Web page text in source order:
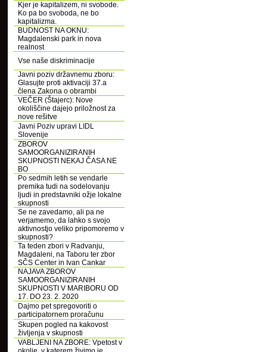
Kjer je kapitalizem, ni svobode.
Ko pa bo svoboda, ne bo
kapitalizma.
BUDNOST NA OKNU:
Magdalenski park in nova
realnost
Vse naše diskriminacije
Javni poziv državnemu zboru:
Glasujte proti aktivaciji 37.a
člena Zakona o obrambi
VEČER (Štajerc): Nove
okoliščine dajejo priložnost za
nove rešitve
Javni Poziv upravi LIDL
Slovenije
ZBOROV
SAMOORGANIZIRANIH
SKUPNOSTI NEKAJ ČASA NE
BO
Po sedmih letih se vendarle
premika tudi na sodelovanju
ljudi in predstavniki ožje lokalne
skupnosti
Se ne zavedamo, ali pa ne
verjamemo, da lahko s svojo
aktivnostjo veliko pripomoremo v
skupnosti?
Ta teden zbori v Radvanju,
Magdaleni, na Taboru ter zbor
SČS Center in Ivan Cankar
NAJAVA ZBOROV
SAMOORGANIZIRANIH
SKUPNOSTI V MARIBORU OD
17. DO 23. 2. 2020
Dajmo pet spregovoriti o
participatornem proračunu
Skupen pogled na kakovost
življenja v skupnosti
VABLJENI NA ZBORE: Vpetost v